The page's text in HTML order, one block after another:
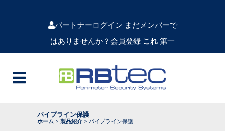
パートナーログイン まだメンバーで
はありませんか？会員登録 これ第一
パイプライン保護
ホーム > 製品紹介 > パイプライン保護